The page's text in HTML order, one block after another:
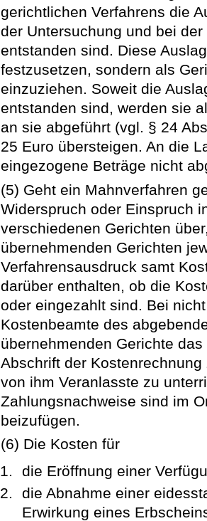
gerichtlichen Verfahrens die
der Untersuchung und bei
entstanden sind. Diese
festzusetzen, sondern als
einzuziehen. Soweit die
entstanden sind, werden sie
an sie abgeführt (vgl. § 24
25 Euro übersteigen. An die
eingezogene Beträge nicht
(5) Geht ein Mahnverfahren
Widerspruch oder Einspruch
verschiedenen Gerichten
übernehmenden Gerichten
Verfahrensausdruck samt
darüber enthalten, ob die
oder eingezahlt sind. Bei
Kostenbeamte des
übernehmenden Gerichte
Abschrift der
von ihm Veranlasste zu
Zahlungsnachweise sind im
beizufügen.
(6) Die Kosten für
die Eröffnung einer
die Abnahme einer
Erwirkung eines